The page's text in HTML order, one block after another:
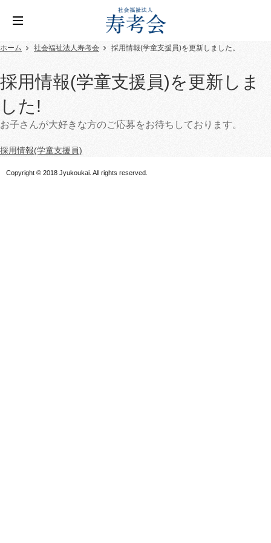
ホーム 社会福祉法人寿考会 採用情報(学童支援員)を更新しました。
採用情報(学童支援員)を更新しま
した!
お子さんが大好きな方のご応募をお待ちしております。
採用情報(学童支援員)
Copyright © 2018 Jyukoukai. All rights reserved.